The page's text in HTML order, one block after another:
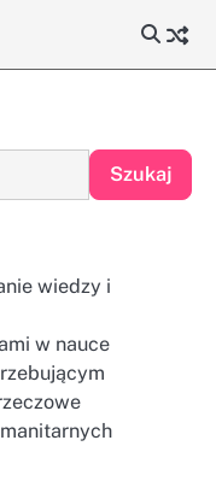
Szukaj
wiedzy i
w nauce